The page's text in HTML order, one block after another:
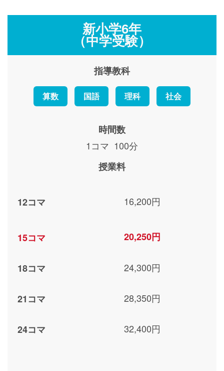
新小学6年
（中学受験）
指導教科
算数 国語 理科 社会
時間数
1コマ 100分
授業料
12コマ 16,200円
15コマ 20,250円
18コマ 24,300円
21コマ 28,350円
24コマ 32,400円